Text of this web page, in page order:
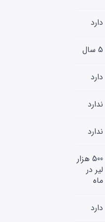
دارد
5 سال
دارد
ندارد
ندارد
500 هزار
لیر در
ماه
دارد